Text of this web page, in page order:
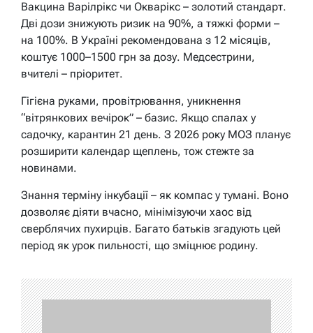
Вакцина Варілрікс чи Окварікс – золотий стандарт.
Дві дози знижують ризик на 90%, а тяжкі форми –
на 100%. В Україні рекомендована з 12 місяців,
коштує 1000–1500 грн за дозу. Медсестрини,
вчителі – пріоритет.
Гігієна руками, провітрювання, уникнення
“вітрянкових вечірок” – базис. Якщо спалах у
садочку, карантин 21 день. З 2026 року МОЗ планує
розширити календар щеплень, тож стежте за
новинами.
Знання терміну інкубації – як компас у тумані. Воно
дозволяє діяти вчасно, мінімізуючи хаос від
сверблячих пухирців. Багато батьків згадують цей
період як урок пильності, що зміцнює родину.